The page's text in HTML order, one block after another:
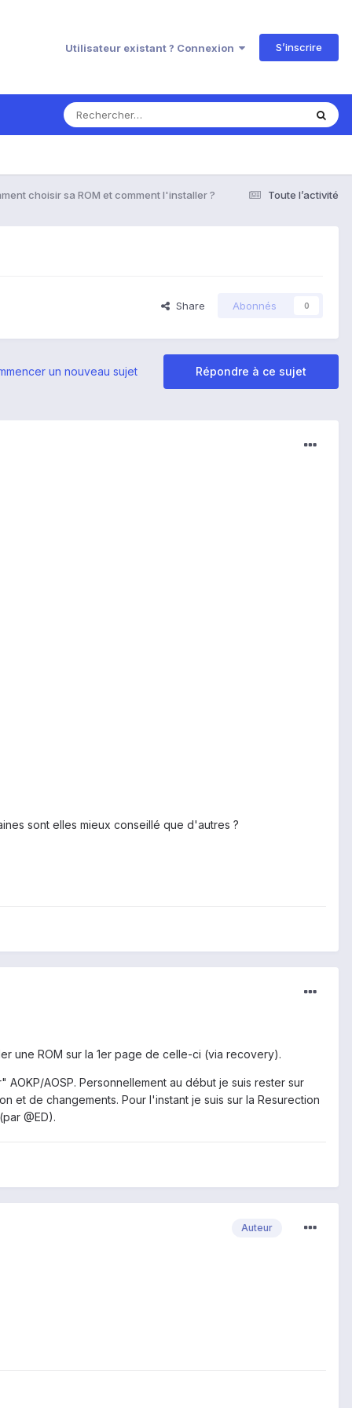
Utilisateur existant ? Connexion S’inscrire
Toute l’activité
choisir sa ROM et comment l'installer ?
Share Abonnés 0
Répondre à ce sujet
un nouveau sujet
sont elles mieux conseillé que d'autres ?
une ROM sur la 1er page de celle-ci (via recovery).
AOSP. Personnellement au début je suis rester sur
et de changements. Pour l'instant je suis sur la Resurection
@ED).
Auteur